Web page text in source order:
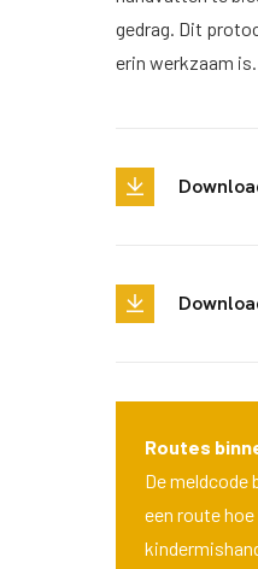
gedrag. Dit
erin werkzaam is.
Routes
De meldcode
een route